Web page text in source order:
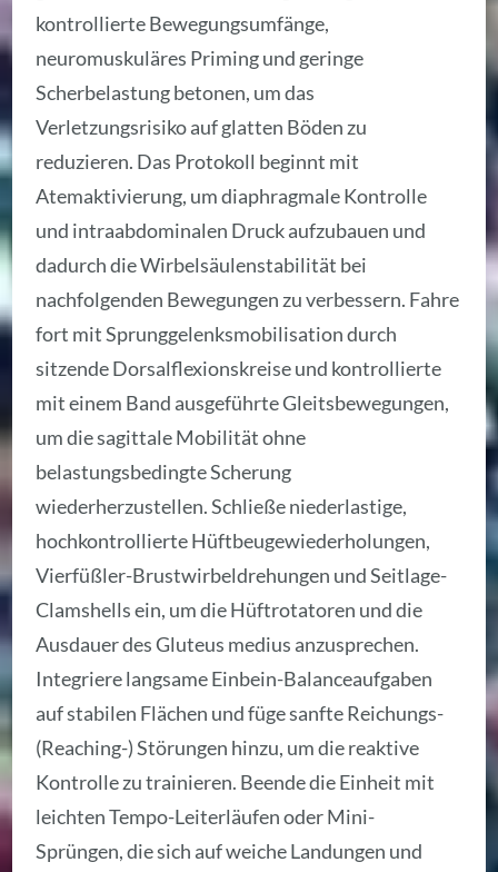
kontrollierte Bewegungsumfänge,
neuromuskuläres Priming und geringe
Scherbelastung betonen, um das
Verletzungsrisiko auf glatten Böden zu
reduzieren. Das Protokoll beginnt mit
Atemaktivierung, um diaphragmale Kontrolle
und intraabdominalen Druck aufzubauen und
dadurch die Wirbelsäulenstabilität bei
nachfolgenden Bewegungen zu verbessern. Fahre
fort mit Sprunggelenksmobilisation durch
sitzende Dorsalflexionskreise und kontrollierte
mit einem Band ausgeführte Gleitsbewegungen,
um die sagittale Mobilität ohne
belastungsbedingte Scherung
wiederherzustellen. Schließe niederlastige,
hochkontrollierte Hüftbeugewiederholungen,
Vierfüßler-Brustwirbeldrehungen und Seitlage-
Clamshells ein, um die Hüftrotatoren und die
Ausdauer des Gluteus medius anzusprechen.
Integriere langsame Einbein-Balanceaufgaben
auf stabilen Flächen und füge sanfte Reichungs-
(Reaching-) Störungen hinzu, um die reaktive
Kontrolle zu trainieren. Beende die Einheit mit
leichten Tempo-Leiterläufen oder Mini-
Sprüngen, die sich auf weiche Landungen und